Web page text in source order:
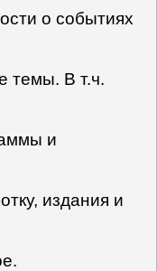
о событиях
темы. В т.ч.
и
издания и